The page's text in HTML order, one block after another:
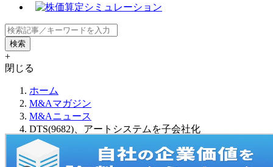
+
閉じる
ホーム
M&Aマガジン
M&Aニュース
DTS(9682)、アートシステムを子会社化